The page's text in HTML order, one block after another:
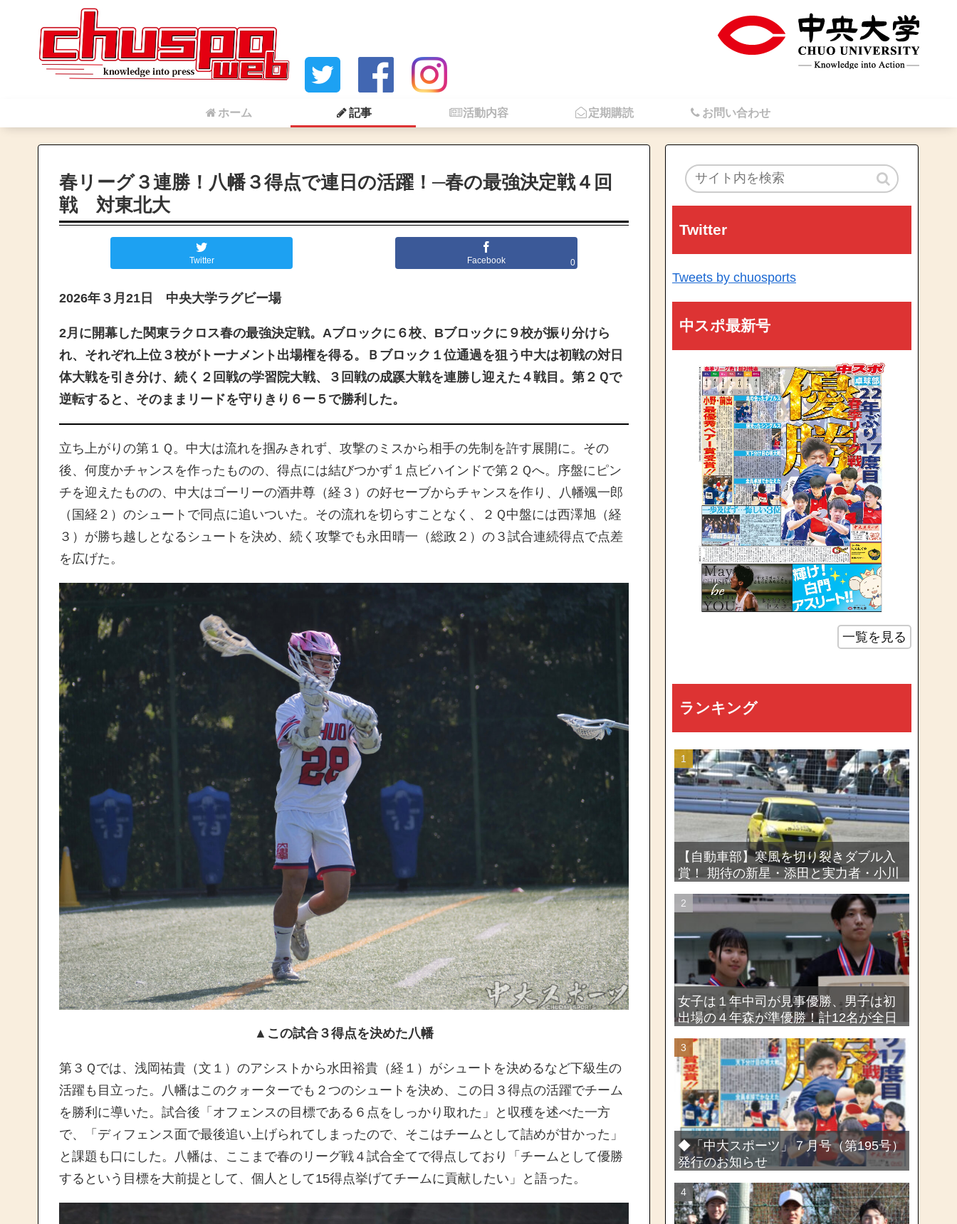
ホーム 記事 活動内容 定期購読 お問い合わせ
春リーグ３連勝！八幡３得点で連日の活躍！─春の最強決定戦４回
戦 対東北大
Twitter Facebook 0
2026年３月21日 中央大学ラグビー場
2月に開幕した関東ラクロス春の最強決定戦。Aブロックに６校、Bブロックに９校が振り分けら
れ、それぞれ上位３校がトーナメント出場権を得る。Ｂブロック１位通過を狙う中大は初戦の対日
体大戦を引き分け、続く２回戦の学習院大戦、３回戦の成蹊大戦を連勝し迎えた４戦目。第２Ｑで
逆転すると、そのままリードを守りきり６ー５で勝利した。
立ち上がりの第１Ｑ。中大は流れを掴みきれず、攻撃のミスから相手の先制を許す展開に。その
後、何度かチャンスを作ったものの、得点には結びつかず１点ビハインドで第２Ｑへ。序盤にピン
チを迎えたものの、中大はゴーリーの酒井尊（経３）の好セーブからチャンスを作り、八幡颯一郎
（国経２）のシュートで同点に追いついた。その流れを切らすことなく、２Ｑ中盤には西澤旭（経
３）が勝ち越しとなるシュートを決め、続く攻撃でも永田晴一（総政２）の３試合連続得点で点差
を広げた。
▲この試合３得点を決めた八幡
第３Ｑでは、浅岡祐貴（文１）のアシストから水田裕貴（経１）がシュートを決めるなど下級生の
活躍も目立った。八幡はこのクォーターでも２つのシュートを決め、この日３得点の活躍でチーム
を勝利に導いた。試合後「オフェンスの目標である６点をしっかり取れた」と収穫を述べた一方
で、「ディフェンス面で最後追い上げられてしまったので、そこはチームとして詰めが甘かった」
と課題も口にした。八幡は、ここまで春のリーグ戦４試合全てで得点しており「チームとして優勝
するという目標を大前提として、個人として15得点挙げてチームに貢献したい」と語った。
Twitter
Tweets by chuosports
中スポ最新号
一覧を見る
ランキング
【自動車部】寒風を切り裂きダブル入
賞！ 期待の新星・添田と実力者・小川
大会2026
女子は１年中司が見事優勝、男子は初
出場の４年森が準優勝！計12名が全日
剣道選手権大会・第72回関東学生剣道
選手権大会
◆「中大スポーツ」７月号（第195号）
発行のお知らせ